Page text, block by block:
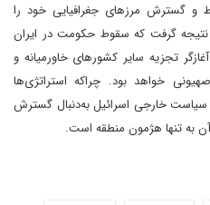
و گسترش مرزهای جغرافیایی خود را
گرفت که سقوط حکومت در ایران
تجزیه سایر کشورهای خاورمیانه و
خواهد بود. چراکه استراتژی‌ها
سیاست خارجی اسرائیل به‌دنبال گسترش
به تنها هژمون منطقه است.